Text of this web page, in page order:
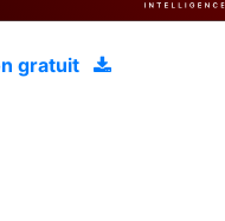
gratuit